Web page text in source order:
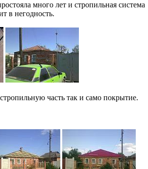
много лет и стропильная система
в негодность.
часть так и само покрытие.